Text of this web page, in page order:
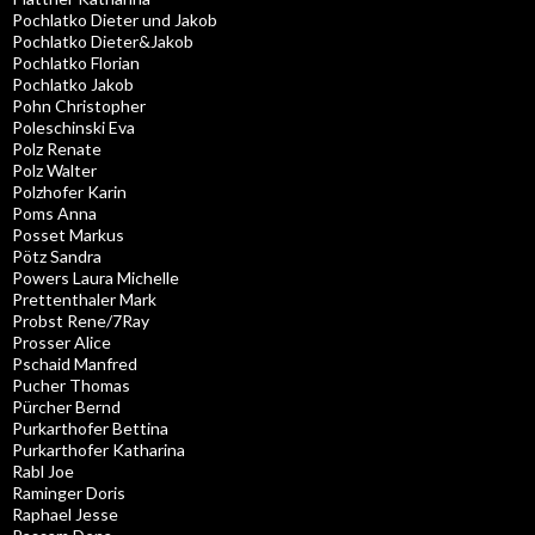
Pochlatko Dieter und Jakob
Pochlatko Dieter&Jakob
Pochlatko Florian
Pochlatko Jakob
Pohn Christopher
Poleschinski Eva
Polz Renate
Polz Walter
Polzhofer Karin
Poms Anna
Posset Markus
Pötz Sandra
Powers Laura Michelle
Prettenthaler Mark
Probst Rene/7Ray
Prosser Alice
Pschaid Manfred
Pucher Thomas
Pürcher Bernd
Purkarthofer Bettina
Purkarthofer Katharina
Rabl Joe
Raminger Doris
Raphael Jesse